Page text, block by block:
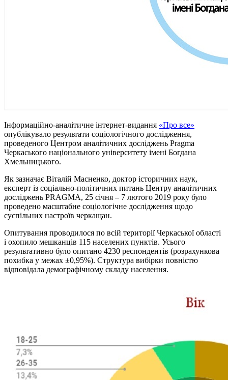
Інформаційно-аналітичне інтернет-видання «Про все»
опублікувало результати соціологічного дослідження,
проведеного Центром аналітичних досліджень Pragma
Черкаського національного університету імені Богдана
Хмельницького.
Як зазначає Віталій Масненко, доктор історичних наук,
експерт із соціально-політичних питань Центру аналітичних
досліджень PRAGMA, 25 січня – 7 лютого 2019 року було
проведено масштабне соціологічне дослідження щодо
суспільних настроїв черкащан.
Опитування проводилося по всій території Черкаської області
і охопило мешканців 115 населених пунктів. Усього
результативно було опитано 4230 респондентів (розрахункова
похибка у межах ±0,95%). Структура вибірки повністю
відповідала демографічному складу населення.